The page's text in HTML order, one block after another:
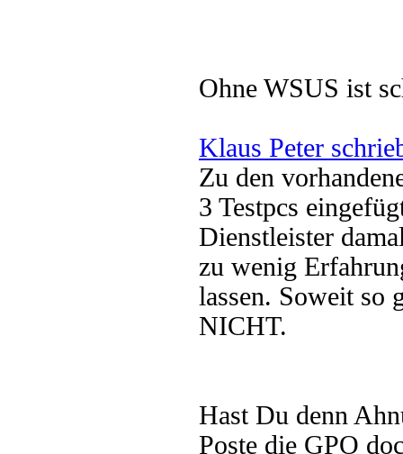
Ohne WSUS ist
Klaus Peter
Zu den
3 Testpcs
Dienstleister
zu wenig
lassen. Soweit so
NICHT.
Hast Du denn
Poste die GPO